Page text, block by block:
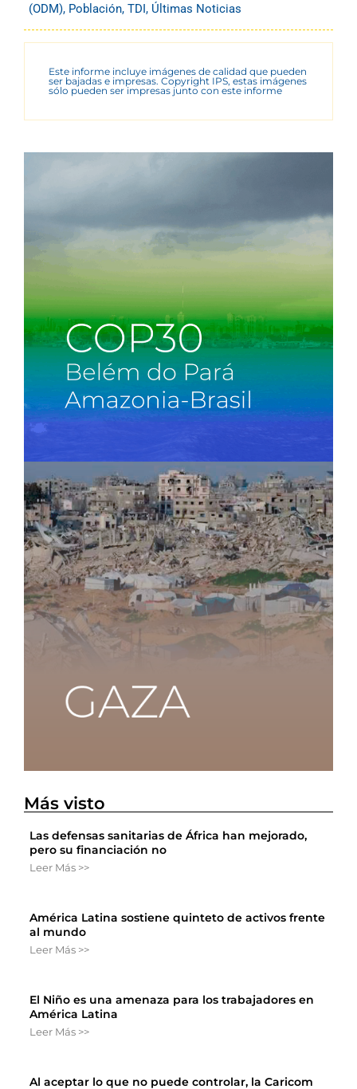
(ODM), Población, TDI, Últimas Noticias
Este informe incluye imágenes de calidad que pueden
ser bajadas e impresas. Copyright IPS, estas imágenes
sólo pueden ser impresas junto con este informe
Más visto
Las defensas sanitarias de África han mejorado,
pero su financiación no
Leer Más >>
América Latina sostiene quinteto de activos frente
al mundo
Leer Más >>
El Niño es una amenaza para los trabajadores en
América Latina
Leer Más >>
Al aceptar lo que no puede controlar, la Caricom